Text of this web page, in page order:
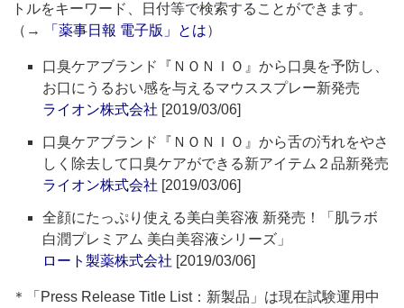
トルをキーワード、日付等で検索することができます。
（→
「薬事日報 電子版」とは）
口臭ケアブランド『ＮＯＮＩＯ』から口臭を予防し、
お口にうるおい感を与えるマウススプレー新発売
ライオン株式会社 [2019/03/06]
口臭ケアブランド『ＮＯＮＩＯ』から舌の汚れをやさ
しく除去して口臭ケアができる新アイテム２品新発売
ライオン株式会社 [2019/03/06]
全顔にたっぷり使える美白美容液 新発売！「肌ラボ
白潤プレミアム 美白美容液シリーズ」
ロート製薬株式会社 [2019/03/06]
＊「Press Release Title List：新製品」は現在試験運用中